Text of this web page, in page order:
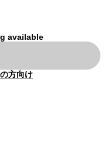
available
方向け